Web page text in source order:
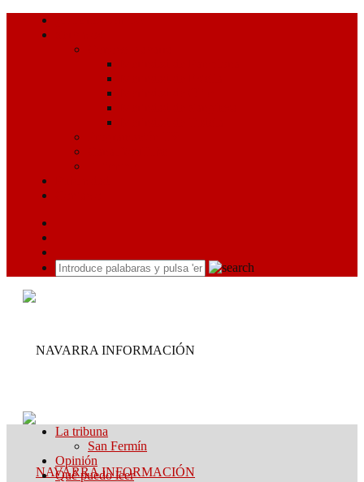
La tribuna
San Fermín
Opinión
Qué puedo leer